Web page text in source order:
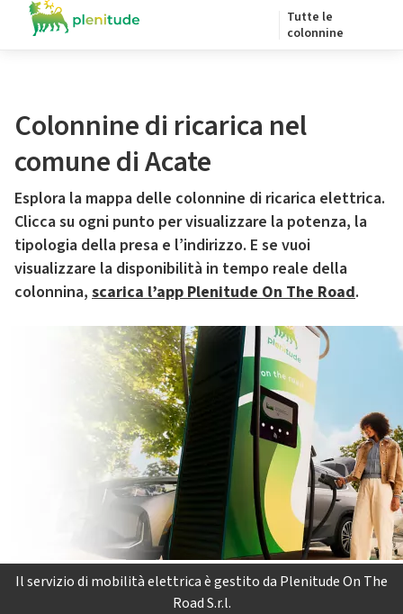
Tutte le
colonnine
Colonnine di ricarica nel
comune di Acate
Esplora la mappa delle colonnine di ricarica elettrica.
Clicca su ogni punto per visualizzare la potenza, la
tipologia della presa e l’indirizzo. E se vuoi
visualizzare la disponibilità in tempo reale della
colonnina, scarica l’app Plenitude On The Road.
Il servizio di mobilità elettrica è gestito da Plenitude On The
Road S.r.l.